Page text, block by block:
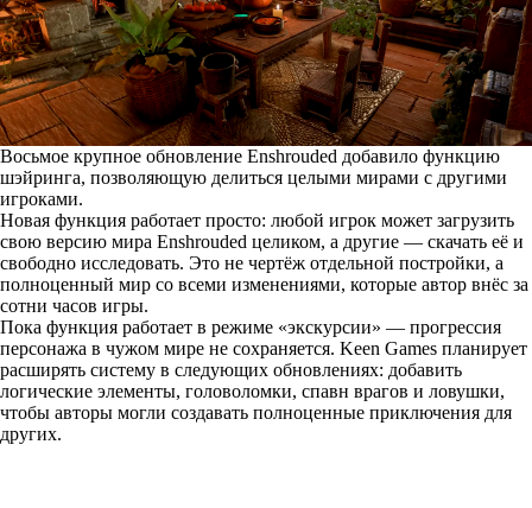
Восьмое крупное обновление Enshrouded добавило функцию
шэйринга, позволяющую делиться целыми мирами с другими
игроками.
Новая функция работает просто: любой игрок может загрузить
свою версию мира Enshrouded целиком, а другие — скачать её и
свободно исследовать. Это не чертёж отдельной постройки, а
полноценный мир со всеми изменениями, которые автор внёс за
сотни часов игры.
Пока функция работает в режиме «экскурсии» — прогрессия
персонажа в чужом мире не сохраняется. Keen Games планирует
расширять систему в следующих обновлениях: добавить
логические элементы, головоломки, спавн врагов и ловушки,
чтобы авторы могли создавать полноценные приключения для
других.